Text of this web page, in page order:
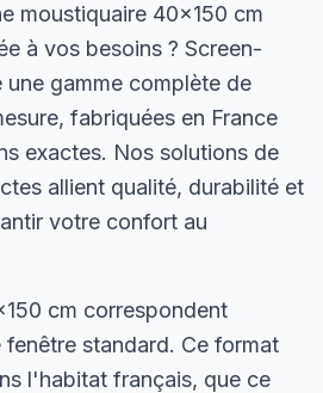
moustiquaire 40×150 cm
à vos besoins ? Screen-
gamme complète de
fabriquées en France
exactes. Nos solutions de
allient qualité, durabilité et
votre confort au
cm correspondent
fenêtre standard. Ce format
l'habitat français, que ce